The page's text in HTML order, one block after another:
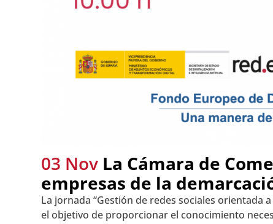
03 Nov La Cámara de
empresas de la
La jornada “Gestión de redes sociales orientada
el objetivo de proporcionar el conocimiento